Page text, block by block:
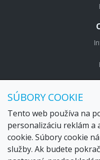
Maldivy.sk je značkou
Sídlo:
Email:
Telefón: 02
IČO
IČ-DPH:
SÚBORY COOKIE
Tento web používa na
personalizáciu reklám
cookie. Súbory cookie
služby. Ak budete